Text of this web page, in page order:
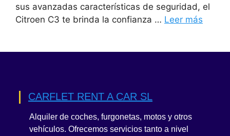
sus avanzadas características de seguridad, el
Citroen C3 te brinda la confianza … Leer más
CARFLET RENT A CAR SL
Alquiler de coches, furgonetas, motos y otros
vehículos. Ofrecemos servicios tanto a nivel